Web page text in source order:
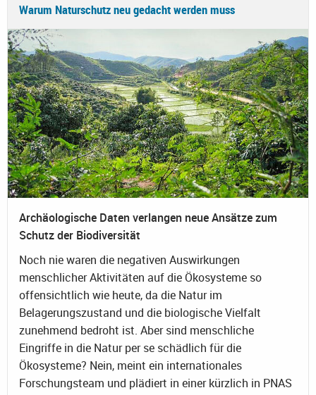
Warum Naturschutz neu gedacht werden muss
Archäologische Daten verlangen neue Ansätze zum
Schutz der Biodiversität
Noch nie waren die negativen Auswirkungen
menschlicher Aktivitäten auf die Ökosysteme so
offensichtlich wie heute, da die Natur im
Belagerungszustand und die biologische Vielfalt
zunehmend bedroht ist. Aber sind menschliche
Eingriffe in die Natur per se schädlich für die
Ökosysteme? Nein, meint ein internationales
Forschungsteam und plädiert in einer kürzlich in PNAS